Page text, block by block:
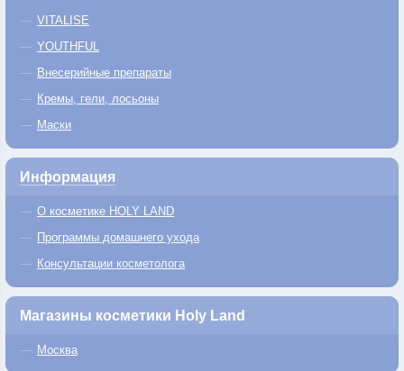
VITALISE
YOUTHFUL
Внесерийные препараты
Кремы, гели, лосьоны
Маски
Информация
О косметике HOLY LAND
Программы домашнего ухода
Консультации косметолога
Магазины косметики Holy Land
Москва